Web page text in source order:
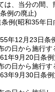
は、当分の間、
例の廃止)
例(昭和35年日
年12月23日条
の日から施行す
年9月20日条
の日から施行す
年9月30日条